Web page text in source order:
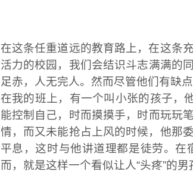
在这条任重道远的教育路上，在这条
活力的校园，我们会结识斗志满满的同
足赤， 人无完人。 然而尽管他们有缺
在我的班 上， 有一个叫小张的孩子，
能控制自己， 时而摸摸手， 时而玩玩笔
情，而又未能抢占上风的时候，他那
平息，这时与他讲道理都是徒劳。在
而， 就是这样一个看似让人“头疼”的男